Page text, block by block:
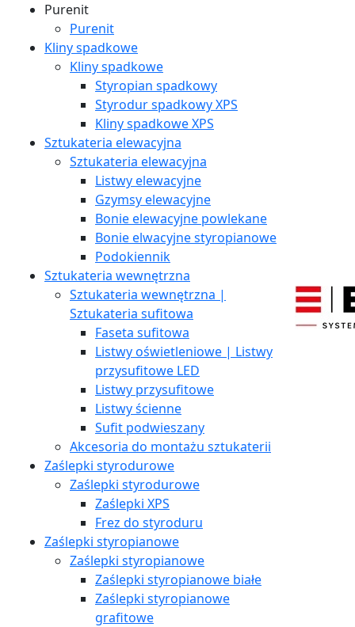
Purenit
Purenit
Kliny spadkowe
Kliny spadkowe
Styropian spadkowy
Styrodur spadkowy XPS
Kliny spadkowe XPS
Sztukateria elewacyjna
Sztukateria elewacyjna
Listwy elewacyjne
Gzymsy elewacyjne
Bonie elewacyjne powlekane
Bonie elwacyjne styropianowe
Podokiennik
Sztukateria wewnętrzna
Sztukateria wewnętrzna |
Sztukateria sufitowa
Faseta sufitowa
Listwy oświetleniowe | Listwy
przysufitowe LED
Listwy przysufitowe
Listwy ścienne
Sufit podwieszany
Akcesoria do montażu sztukaterii
Zaślepki styrodurowe
Zaślepki styrodurowe
Zaślepki XPS
Frez do styroduru
Zaślepki styropianowe
Zaślepki styropianowe
Zaślepki styropianowe białe
Zaślepki styropianowe
grafitowe